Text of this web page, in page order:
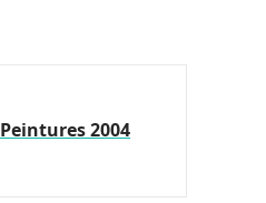
Peintures 2004